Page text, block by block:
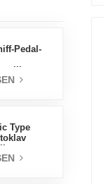
Pedal-
Type